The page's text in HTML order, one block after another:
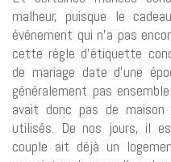
malheur, puisque le
événement qui n’a pas
cette règle d’étiquette
de mariage date d’une
généralement pas
avait donc pas de
utilisés. De nos jours, il
couple ait déjà un